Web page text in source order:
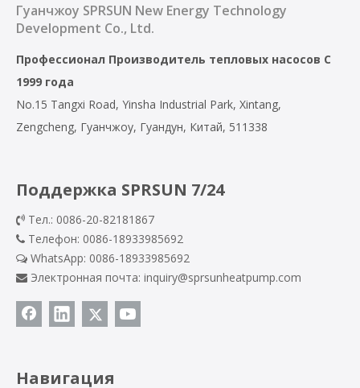
Гуанчжоу SPRSUN New Energy Technology
Development Co., Ltd.
Профессионал Производитель тепловых насосов С
1999 года
No.15 Tangxi Road, Yinsha Industrial Park, Xintang,
Zengcheng, Гуанчжоу, Гуандун, Китай, 511338
Поддержка SPRSUN 7/24
 Тел.: 0086-20-82181867
 Телефон: 0086-18933985692
 WhatsApp: 0086-18933985692
 Электронная почта: inquiry@sprsunheatpump.com
Навигация